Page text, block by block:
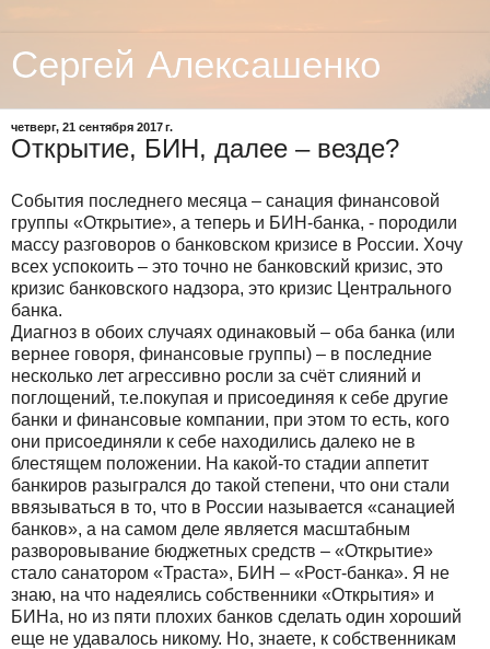
Сергей Алексашенко
четверг, 21 сентября 2017 г.
Открытие, БИН, далее – везде?
События последнего месяца – санация финансовой
группы «Открытие», а теперь и БИН-банка, - породили
массу разговоров о банковском кризисе в России. Хочу
всех успокоить – это точно не банковский кризис, это
кризис банковского надзора, это кризис Центрального
банка.
Диагноз в обоих случаях одинаковый – оба банка (или
вернее говоря, финансовые группы) – в последние
несколько лет агрессивно росли за счёт слияний и
поглощений, т.е.покупая и присоединяя к себе другие
банки и финансовые компании, при этом то есть, кого
они присоединяли к себе находились далеко не в
блестящем положении. На какой-то стадии аппетит
банкиров разыгрался до такой степени, что они стали
ввязываться в то, что в России называется «санацией
банков», а на самом деле является масштабным
разворовывание бюджетных средств – «Открытие»
стало санатором «Траста», БИН – «Рост-банка». Я не
знаю, на что надеялись собственники «Открытия» и
БИНа, но из пяти плохих банков сделать один хороший
еще не удавалось никому. Но, знаете, к собственникам